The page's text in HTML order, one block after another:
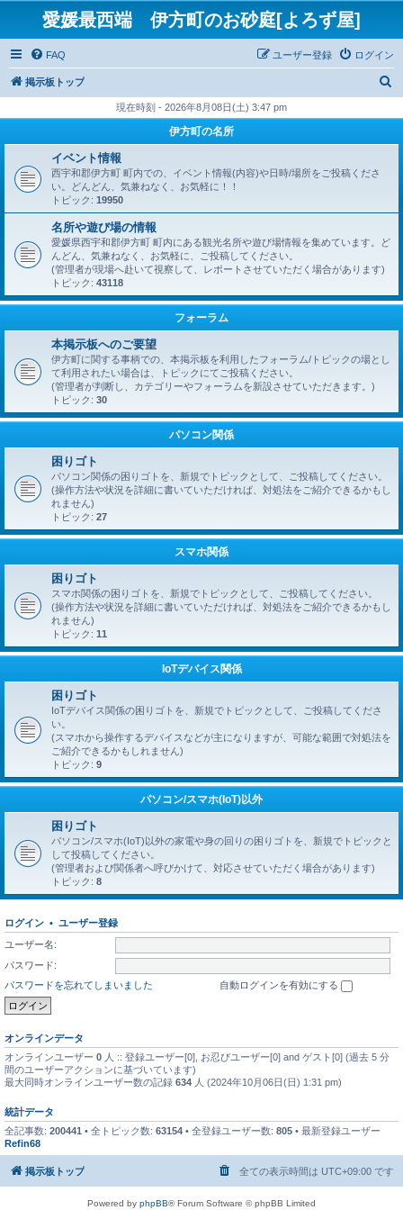
愛媛最西端 伊方町のお砂庭[よろず屋]
FAQ ログイン
ユーザー登録
掲示板トップ
現在時刻 - 2026年8月08日(土) 3:47 pm
伊方町の名所
イベント情報
西宇和郡伊方町 町内での、イベント情報(内容)や日時/場所をご投稿くださ
い。どんどん、気兼ねなく、お気軽に！！
トピック: 19950
名所や遊び場の情報
愛媛県西宇和郡伊方町 町内にある観光名所や遊び場情報を集めています。ど
んどん、気兼ねなく、お気軽に、ご投稿してください。
(管理者が現場へ赴いて視察して、レポートさせていただく場合があります)
トピック: 43118
フォーラム
本掲示板へのご要望
伊方町に関する事柄での、本掲示板を利用したフォーラム/トピックの場とし
て利用されたい場合は、トピックにてご投稿ください。
(管理者が判断し、カテゴリーやフォーラムを新設させていただきます。)
トピック: 30
パソコン関係
困りゴト
パソコン関係の困りゴトを、新規でトピックとして、ご投稿してください。
(操作方法や状況を詳細に書いていただければ、対処法をご紹介できるかもし
れません)
トピック: 27
スマホ関係
困りゴト
スマホ関係の困りゴトを、新規でトピックとして、ご投稿してください。
(操作方法や状況を詳細に書いていただければ、対処法をご紹介できるかもし
れません)
トピック: 11
IoTデバイス関係
困りゴト
IoTデバイス関係の困りゴトを、新規でトピックとして、ご投稿してくださ
い。
(スマホから操作するデバイスなどが主になりますが、可能な範囲で対処法を
ご紹介できるかもしれません)
トピック: 9
パソコン/スマホ(IoT)以外
困りゴト
パソコン/スマホ(IoT)以外の家電や身の回りの困りゴトを、新規でトピックと
して投稿してください。
(管理者および関係者へ呼びかけて、対応させていただく場合があります)
トピック: 8
ログイン • ユーザー登録
ユーザー名:
パスワード:
パスワードを忘れてしまいました
自動ログインを有効にする
オンラインデータ
オンラインユーザー 0 人 :: 登録ユーザー[0], お忍びユーザー[0] and ゲスト[0] (過去 5 分
間のユーザーアクションに基づいています)
最大同時オンラインユーザー数の記録 634 人 (2024年10月06日(日) 1:31 pm)
統計データ
全記事数: 200441 • 全トピック数: 63154 • 全登録ユーザー数: 805 • 最新登録ユーザー
Refin68
掲示板トップ 全ての表示時間は UTC+09:00 です
Powered by phpBB® Forum Software © phpBB Limited